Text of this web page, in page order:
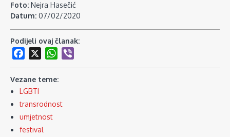
Foto: Nejra Hasečić
Datum: 07/02/2020
Podijeli ovaj članak:
Facebook
WhatsApp
Vezane teme:
LGBTI
transrodnost
umjetnost
festival